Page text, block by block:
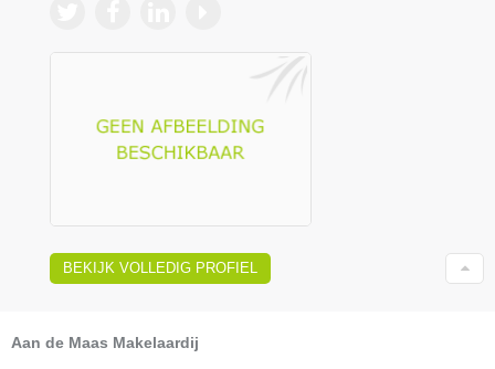
BEKIJK VOLLEDIG PROFIEL
Aan de Maas Makelaardij